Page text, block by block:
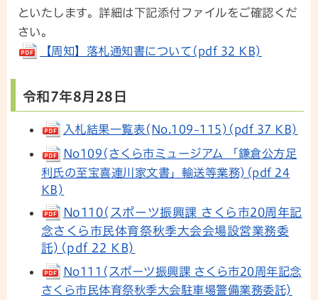
といたします。詳細は下記添付ファイルをご確認くだ
さい。
【周知】落札通知書について(pdf 32 KB)
令和7年8月28日
入札結果一覧表(No.109~115)(pdf 37 KB)
No109(さくら市ミュージアム 「鎌倉公方足
利氏の至宝喜連川家文書」輸送等業務)(pdf 24
KB)
No110(スポーツ振興課 さくら市20周年記
念さくら市民体育祭秋季大会会場設営業務委
託)(pdf 22 KB)
No111(スポーツ振興課 さくら市20周年記念
さくら市民体育祭秋季大会駐車場警備業務委託)